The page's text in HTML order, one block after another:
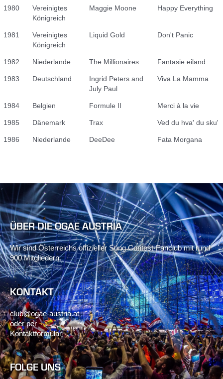
1980
Vereinigtes
Königreich
Maggie Moone Happy Everything
1981
Vereinigtes
Königreich
Liquid Gold Don't Panic
1982 Niederlande The Millionaires Fantasie eiland
1983 Deutschland
Ingrid Peters and
July Paul
Viva La Mamma
1984 Belgien Formule II Merci à la vie
1985 Dänemark Trax Ved du hva' du sku'
1986 Niederlande DeeDee Fata Morgana
ÜBER DIE OGAE AUSTRIA
Wir sind Österreichs offizieller Song Contest-Fanclub mit rund
900 Mitgliedern.
KONTAKT
club@ogae-austria.at
oder per
Kontaktformular
FOLGE UNS